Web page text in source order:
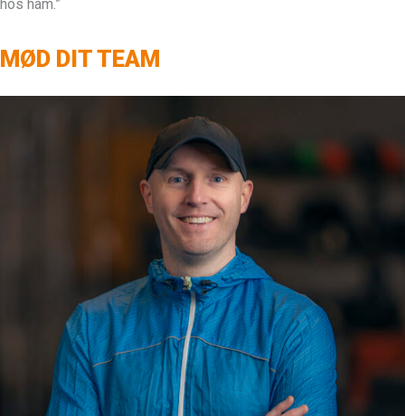
hos ham.”
MØD DIT TEAM